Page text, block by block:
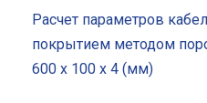
Расчет параметров
покрытием методом
600 x 100 x 4 (мм)